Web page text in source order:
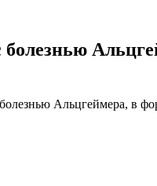
Альцгеймера, в